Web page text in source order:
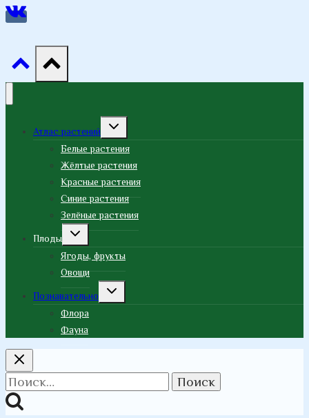
Атлас растений
Переключить
меню
Белые растения
Жёлтые растения
Красные растения
Синие растения
Зелёные растения
Плоды
Переключить
меню
Ягоды, фрукты
Овощи
Познавательно
Переключить
меню
Флора
Фауна
Найти: